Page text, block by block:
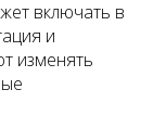
включать в
и
изменять